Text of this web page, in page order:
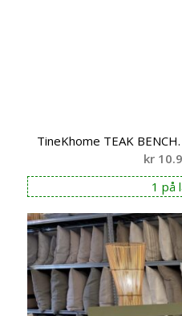
TineKhome TEAK
kr
1 på